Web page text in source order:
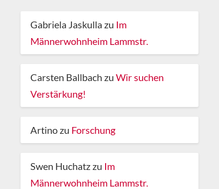
Gabriela Jaskulla zu Im
Männerwohnheim Lammstr.
Carsten Ballbach zuWir suchen
Verstärkung!
Artino zu Forschung
Swen Huchatz zu Im
Männerwohnheim Lammstr.